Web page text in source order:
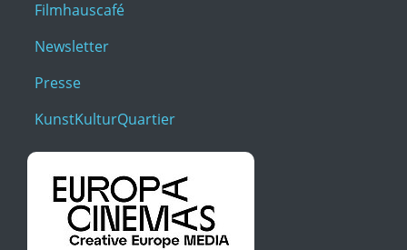
Filmhauscafé
Newsletter
Presse
KunstKulturQuartier